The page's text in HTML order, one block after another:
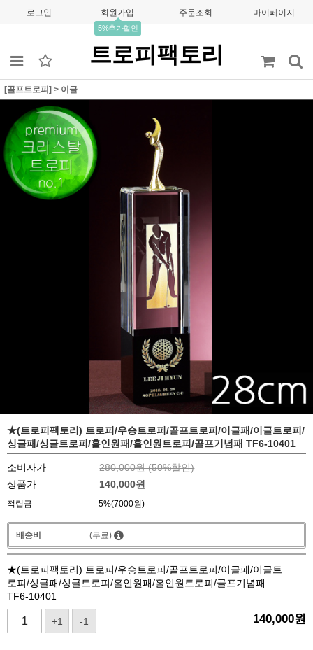
로그인 회원가입
5%추가할인
주문조회 마이페이지
트로피팩토리
[골프트로피] > 이글
★(트로피팩토리) 트로피/우승트로피/골프트로피/이글패/이글트로피/
싱글패/싱글트로피/홀인원패/홀인원트로피/골프기념패 TF6-10401
소비자가 280,000원 (50%할인)
상품가
140,000원
적립금 5%(7000원)
배송비 (무료)
★(트로피팩토리) 트로피/우승트로피/골프트로피/이글패/이글트
로피/싱글패/싱글트로피/홀인원패/홀인원트로피/골프기념패
TF6-10401
+1 -1 140,000원